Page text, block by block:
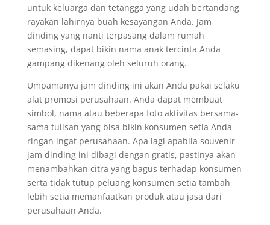
untuk keluarga dan tetangga yang udah bertandang
rayakan lahirnya buah kesayangan Anda. Jam
dinding yang nanti terpasang dalam rumah
semasing, dapat bikin nama anak tercinta Anda
gampang dikenang oleh seluruh orang.
Umpamanya jam dinding ini akan Anda pakai selaku
alat promosi perusahaan. Anda dapat membuat
simbol, nama atau beberapa foto aktivitas bersama-
sama tulisan yang bisa bikin konsumen setia Anda
ringan ingat perusahaan. Apa lagi apabila souvenir
jam dinding ini dibagi dengan gratis, pastinya akan
menambahkan citra yang bagus terhadap konsumen
serta tidak tutup peluang konsumen setia tambah
lebih setia memanfaatkan produk atau jasa dari
perusahaan Anda.